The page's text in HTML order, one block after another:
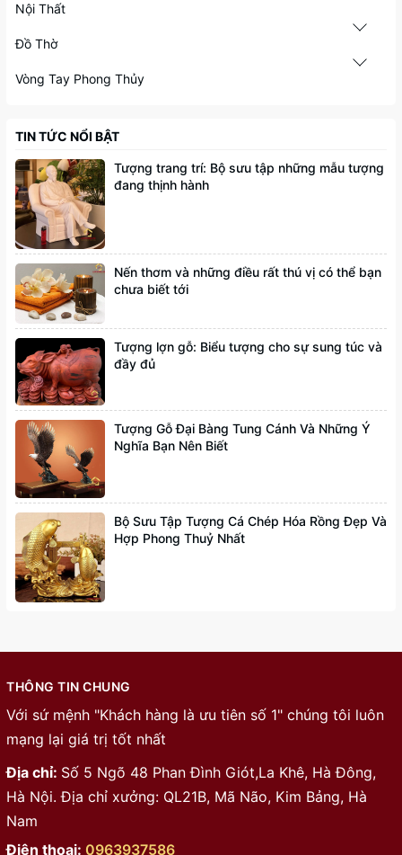
Nội Thất
Đồ Thờ
Vòng Tay Phong Thủy
TIN TỨC NỔI BẬT
Tượng trang trí: Bộ sưu tập những mẫu tượng
đang thịnh hành
Nến thơm và những điều rất thú vị có thể bạn
chưa biết tới
Tượng lợn gỗ: Biểu tượng cho sự sung túc và
đầy đủ
Tượng Gỗ Đại Bàng Tung Cánh Và Những Ý
Nghĩa Bạn Nên Biết
Bộ Sưu Tập Tượng Cá Chép Hóa Rồng Đẹp Và
Hợp Phong Thuỷ Nhất
THÔNG TIN CHUNG
Với sứ mệnh "Khách hàng là ưu tiên số 1" chúng tôi luôn
mạng lại giá trị tốt nhất
Địa chỉ: Số 5 Ngõ 48 Phan Đình Giót,La Khê, Hà Đông,
Hà Nội. Địa chỉ xưởng: QL21B, Mã Não, Kim Bảng, Hà
Nam
Điện thoại: 0963937586